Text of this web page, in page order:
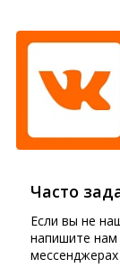
Часто
Если вы не
напишите нам
мессенджерах